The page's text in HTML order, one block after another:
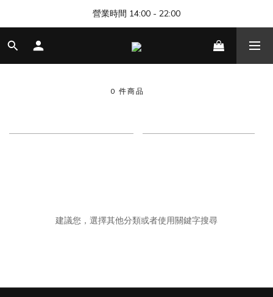
🎊 清邁尼曼店開幕，歡迎來找我們玩 🎊
營業時間 14:00 - 22:00
🎊 清邁尼曼店開幕，歡迎來找我們玩 🎊
0 件商品
建議您，選擇其他分類或者使用關鍵字搜尋